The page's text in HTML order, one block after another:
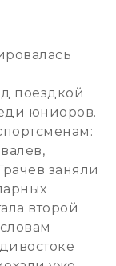
поездкой
юниоров.
заняли
второй